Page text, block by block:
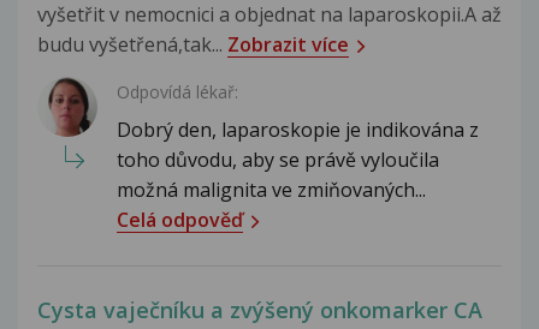
vyšetřit v nemocnici a objednat na laparoskopii.A až
budu vyšetřená,tak... Zobrazit více
Odpovídá lékař:
Dobrý den, laparoskopie je indikována z
toho důvodu, aby se právě vyloučila
možná malignita ve zmiňovaných...
Celá odpověď
Cysta vaječníku a zvýšený onkomarker CA